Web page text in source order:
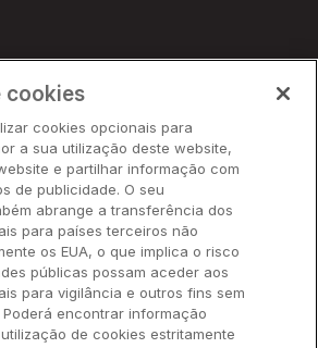
cookies
cookies opcionais para
a sua utilização deste website,
e partilhar informação com
de publicidade. O seu
abrange a transferência dos
para países terceiros não
os EUA, o que implica o risco
públicas possam aceder aos
para vigilância e outros fins sem
encontrar informação
de cookies estritamente